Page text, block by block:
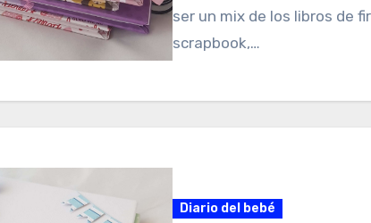
ser un mix de los libros de
scrapbook,…
Diario del bebé